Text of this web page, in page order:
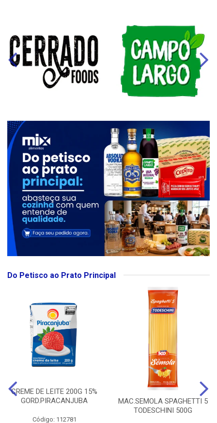
Do Petisco ao Prato Principal
CREME DE LEITE 200G 15%
GORD.PIRACANJUBA
Código: 112781
MAC.SEMOLA SPAGHETTI 5
TODESCHINI 500G